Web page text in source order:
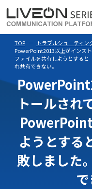
TOP
トラブルシューティン
PowerPoint2013以上がインス
ファイルを共有しようとする
れ共有できない。
トールされ
ようとする
敗しました
で